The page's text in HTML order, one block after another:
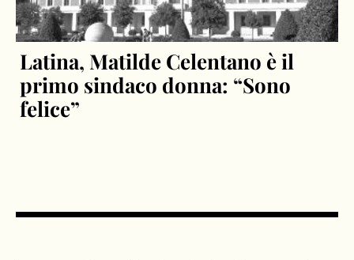
Latina, Matilde Celentano è il
primo sindaco donna: “Sono
felice”